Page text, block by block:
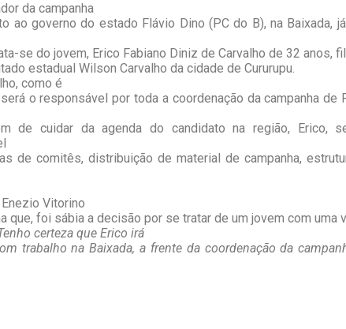
da campanha
ao governo do estado Flávio Dino (PC do B), na Baixada,
se do jovem, Erico Fabiano Diniz de Carvalho de 32 anos,
estadual Wilson Carvalho da cidade de Cururupu.
como é
o responsável por toda a coordenação da campanha de
de cuidar da agenda do candidato na região, Erico,
de comitês, distribuição de material de campanha,
Vitorino
que, foi sábia a decisão por se tratar de um jovem com uma
certeza que Erico irá
trabalho na Baixada, a frente da coordenação da